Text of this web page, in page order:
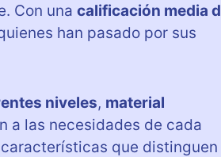
Con una calificación media
han pasado por sus
niveles, material
a las necesidades de cada
que distinguen